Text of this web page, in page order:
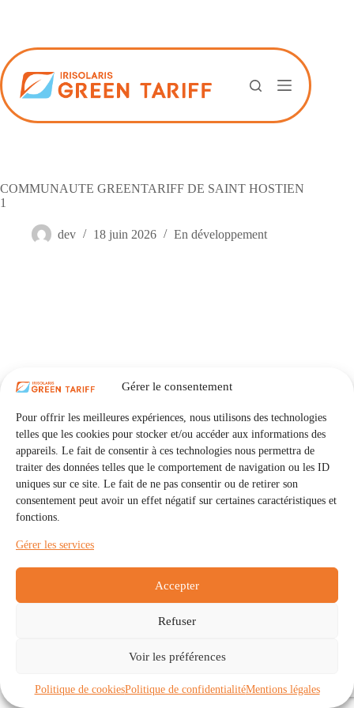
Gérer le consentement
Pour offrir les meilleures expériences, nous utilisons des technologies
telles que les cookies pour stocker et/ou accéder aux informations des
appareils. Le fait de consentir à ces technologies nous permettra de
traiter des données telles que le comportement de navigation ou les ID
uniques sur ce site. Le fait de ne pas consentir ou de retirer son
consentement peut avoir un effet négatif sur certaines caractéristiques et
fonctions.
Gérer les services
Accepter
Refuser
Voir les préférences
Politique de cookiesPolitique de confidentialitéMentions légales
COMMUNAUTE GREENTARIFF DE SAINT HOSTIEN
1
dev 18 juin 2026 En développement
Communautés
À propos
Politique de cookies (UE)